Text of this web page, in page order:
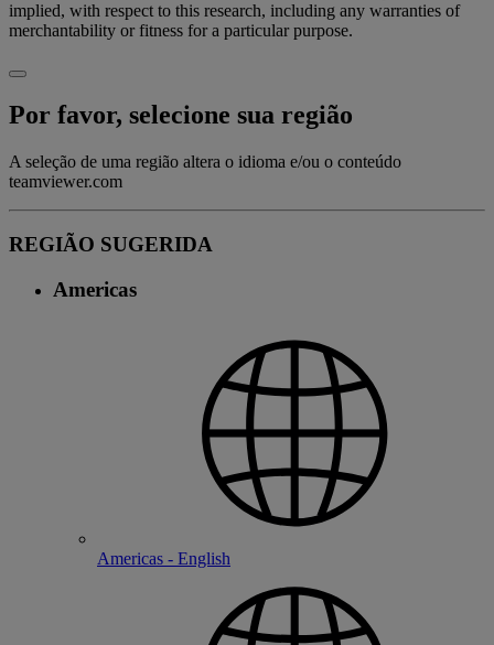
implied, with respect to this research, including any warranties of
merchantability or fitness for a particular purpose.
Por favor, selecione sua região
A seleção de uma região altera o idioma e/ou o conteúdo
teamviewer.com
REGIÃO SUGERIDA
Americas
Americas - English